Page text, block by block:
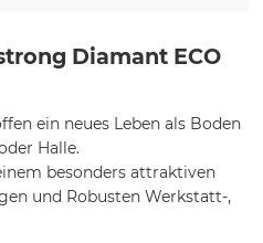
Diamant ECO
ein neues Leben als Boden
Halle.
besonders attraktiven
und Robusten Werkstatt-,